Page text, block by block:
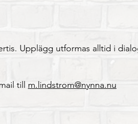
Upplägg utformas alltid i
till m.lindstrom@nynna.nu